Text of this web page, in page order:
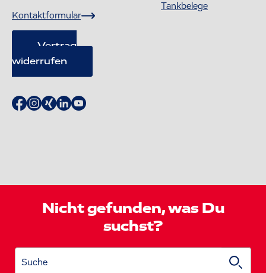
Kontaktformular
Vertrag
widerrufen
Tankbelege
Nicht gefunden, was Du
suchst?
Suche